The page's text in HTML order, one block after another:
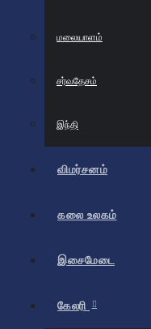
மலையாளம்
சர்வதேசம்
இந்தி
விமர்சனம்
கலை உலகம்
இசைமேடை
கேலரி